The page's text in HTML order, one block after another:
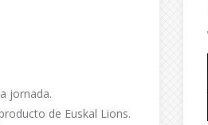
jornada.
de Euskal Lions.